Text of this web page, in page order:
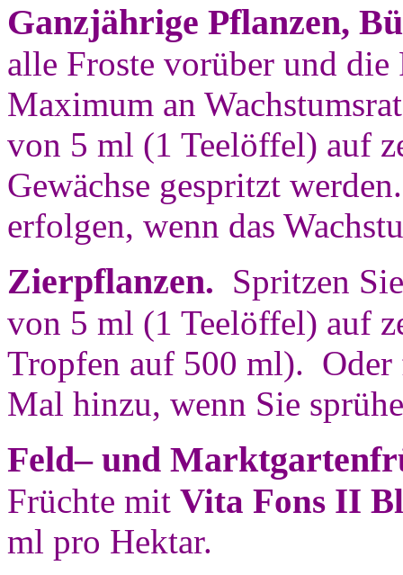
Ganzjährige Pflanzen,
alle Froste vorüber und
Maximum an
von 5 ml (1 Teelöffel) auf
Gewächse gespritzt
erfolgen, wenn das
Zierpflanzen. Spritzen
von 5 ml (1 Teelöffel) auf
Tropfen auf 500 ml). Oder
Mal hinzu, wenn Sie
Feld– und
Früchte mit Vita Fons II
ml pro Hektar.